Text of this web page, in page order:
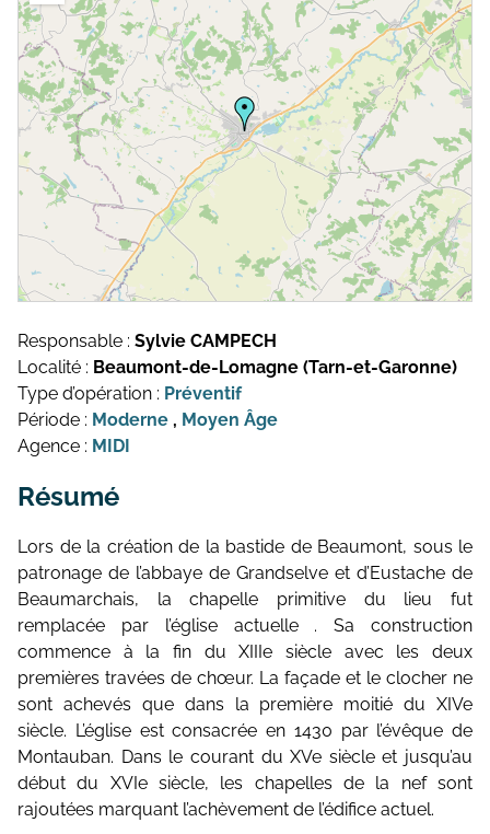
Topographie et Photogrammétrie
Drones
Inventaires du patrimoine
Systèmes d’information géographique
HArpage
La formation QGIS
Études du mobilier
Études archéozoologiques
Études géoarchéologiques
Communication et Valorisation
Publications de l’équipe
Responsable : Sylvie CAMPECH
Localité : Beaumont-de-Lomagne (Tarn-et-Garonne)
Type d’opération : Préventif
Période : Moderne , Moyen Âge
Agence : MIDI
Résumé
Lors de la création de la bastide de Beaumont, sous le
patronage de l’abbaye de Grandselve et d’Eustache de
Beaumarchais, la chapelle primitive du lieu fut
remplacée par l’église actuelle . Sa construction
commence à la fin du XIIIe siècle avec les deux
premières travées de chœur. La façade et le clocher ne
sont achevés que dans la première moitié du XIVe
siècle. L’église est consacrée en 1430 par l’évêque de
Montauban. Dans le courant du XVe siècle et jusqu’au
début du XVIe siècle, les chapelles de la nef sont
rajoutées marquant l’achèvement de l’édifice actuel.